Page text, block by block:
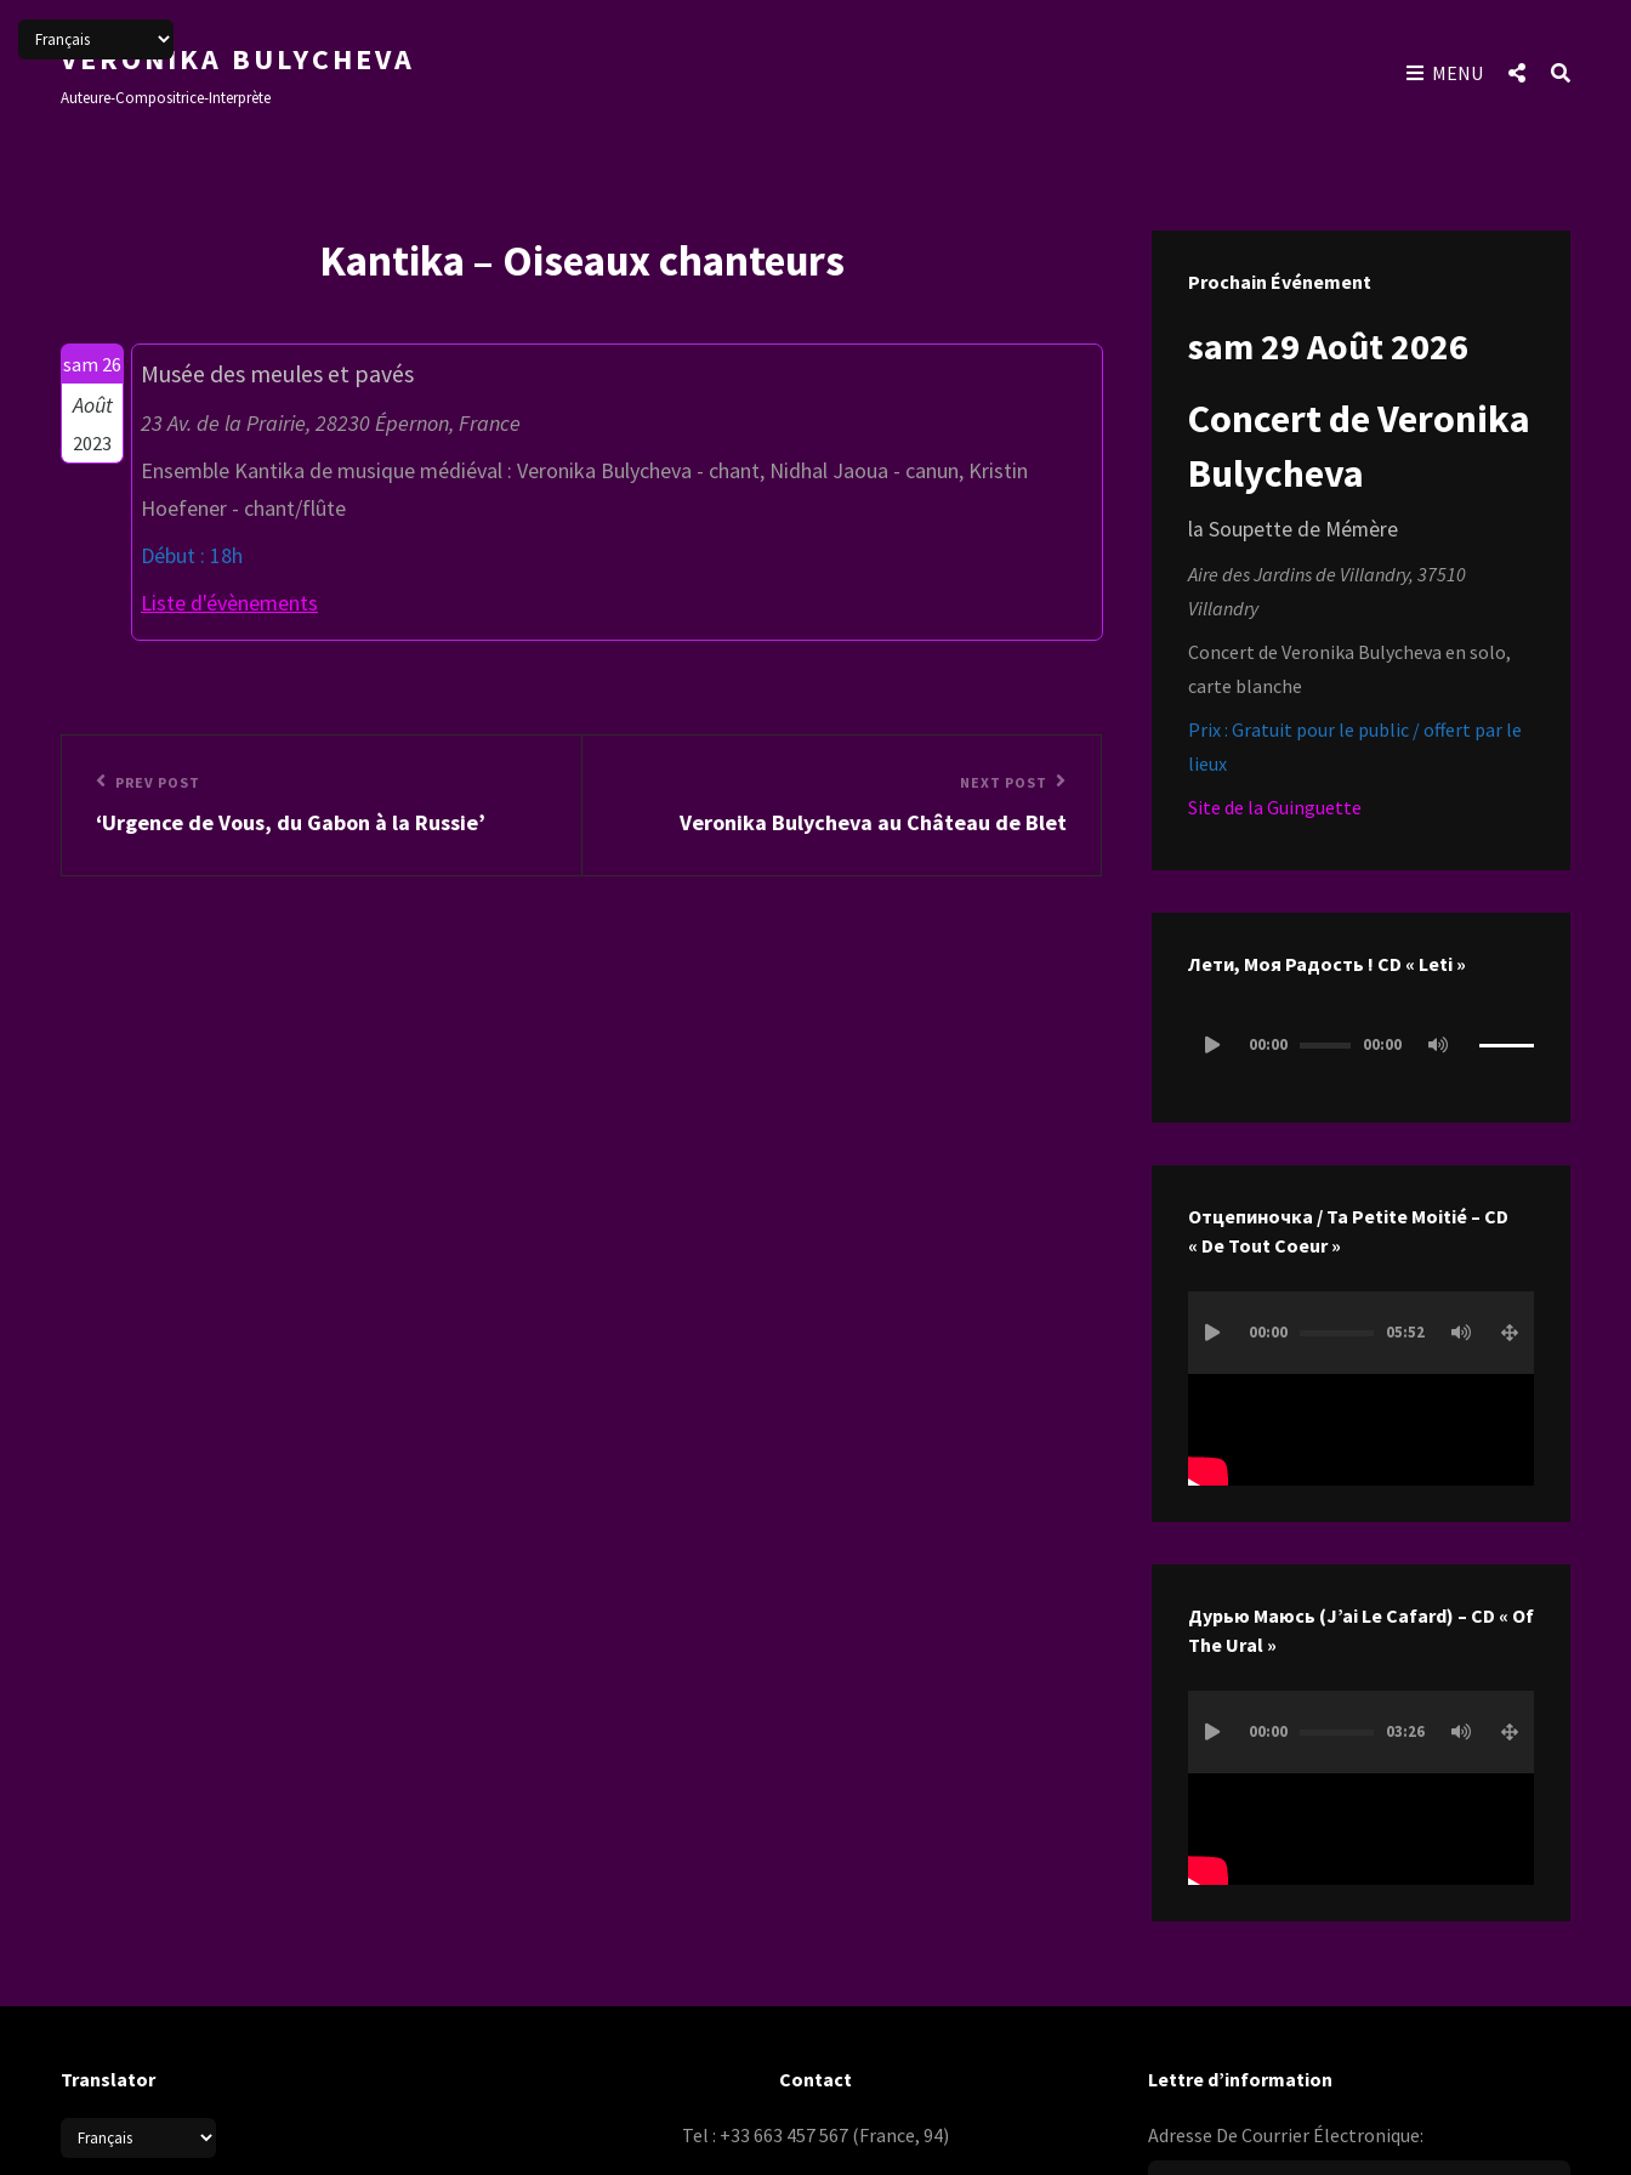
VERONIKA BULYCHEVA
Auteure-Compositrice-Interprète
MENU
SOCIAL
Kantika – Oiseaux chanteurs
sam 26
Août
2023
Musée des meules et pavés
23 Av. de la Prairie, 28230 Épernon, France
Ensemble Kantika de musique médiéval : Veronika Bulycheva - chant, Nidhal Jaoua - canun, Kristin
Hoefener - chant/flûte
Début : 18h
Liste d'évènements
Navigation
de
l’article
Previous
Post
PREV POST
‘Urgence de Vous, du Gabon à la Russie’
NEXT POST
Veronika Bulycheva au Château de Blet
Prochain Événement
sam 29 Août 2026
Concert de Veronika
Bulycheva
la Soupette de Mémère
Aire des Jardins de Villandry, 37510
Villandry
Concert de Veronika Bulycheva en solo,
carte blanche
Prix : Gratuit pour le public / offert par le
lieux
Site de la Guinguette
Лети, Моя Радость ! CD « Leti »
audio
00:00 00:00
flèches
haut/bas
augmenter
Отцепиночка / Ta Petite Moitié – CD
« De Tout Coeur »
vidéo
00:00 05:52
Дурью Маюсь (J’ai Le Cafard) – CD « Of
The Ural »
vidéo
00:00 03:26
Translator Contact
Tel : +33 663 457 567 (France, 94)
Lettre d’information
Adresse De Courrier Électronique: